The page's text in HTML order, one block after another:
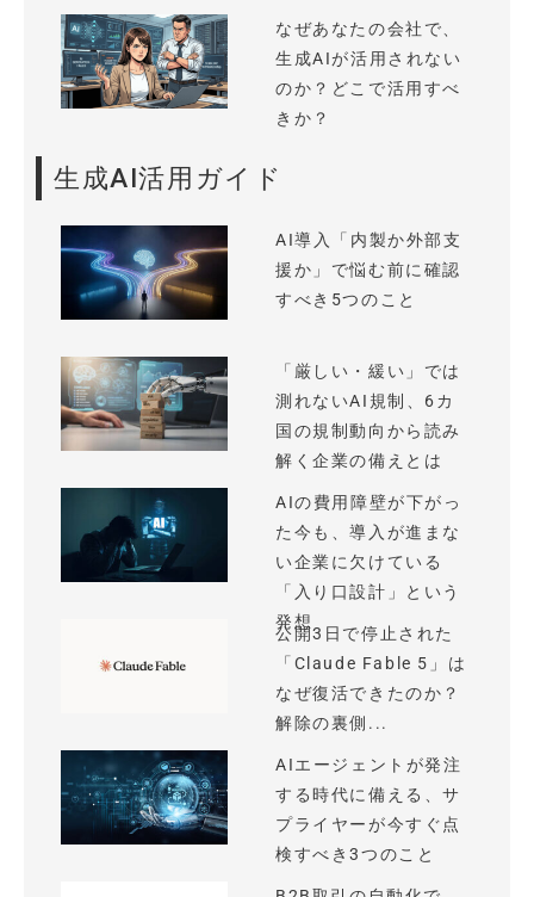
なぜあなたの会社で、
生成AIが活用されない
のか？どこで活用すべ
きか？
生成AI活用ガイド
AI導入「内製か外部支
援か」で悩む前に確認
すべき5つのこと
「厳しい・緩い」では
測れないAI規制、6カ
国の規制動向から読み
解く企業の備えとは
AIの費用障壁が下がっ
た今も、導入が進まな
い企業に欠けている
「入り口設計」という
発想
公開3日で停止された
「Claude Fable 5」は
なぜ復活できたのか？
解除の裏側...
AIエージェントが発注
する時代に備える、サ
プライヤーが今すぐ点
検すべき3つのこと